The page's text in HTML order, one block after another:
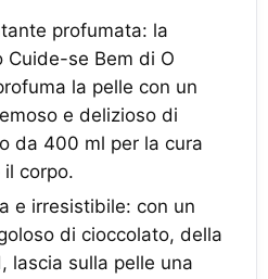
profumata: la
Cuide-se Bem di O
la pelle con un
e delizioso di
da 400 ml per la cura
corpo.
e irresistibile: con un
di cioccolato, della
lascia sulla pelle una